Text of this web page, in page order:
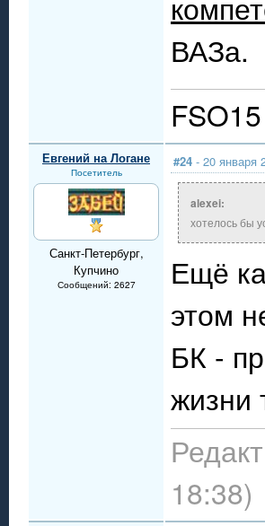
ВАЗа.
Евгений на Логане
Посетитель
Санкт-Петербург,
Купчино
Сообщений: 2627
#24 - 20 января
alexei:
хотелось бы
Ещё
этом
БК -
жизни
18:38)